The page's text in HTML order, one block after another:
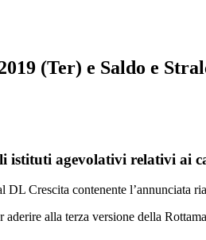
(Ter) e Saldo e
istituti agevolativi relativi ai
DL Crescita contenente l’annunciata
alla terza versione della